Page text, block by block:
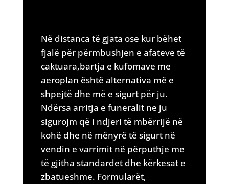
Në distanca të gjata ose kur bëhet
fjalë për përmbushjen e afateve të
caktuara,bartja e kufomave me
aeroplan është alternativa më e
shpejtë dhe më e sigurt për ju.
Ndërsa arritja e funeralit ne ju
sigurojm që i ndjeri të mbërrijë në
kohë dhe në mënyrë të sigurt në
vendin e varrimit në përputhje me
të gjitha standardet dhe kërkesat e
zbatueshme. Formularët,